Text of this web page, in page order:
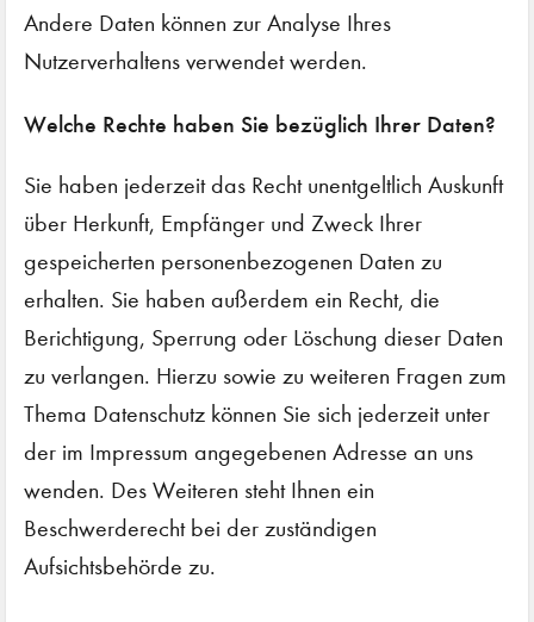
Andere Daten können zur Analyse Ihres
Nutzerverhaltens verwendet werden.
Welche Rechte haben Sie bezüglich Ihrer Daten?
Sie haben jederzeit das Recht unentgeltlich Auskunft
über Herkunft, Empfänger und Zweck Ihrer
gespeicherten personenbezogenen Daten zu
erhalten. Sie haben außerdem ein Recht, die
Berichtigung, Sperrung oder Löschung dieser Daten
zu verlangen. Hierzu sowie zu weiteren Fragen zum
Thema Datenschutz können Sie sich jederzeit unter
der im Impressum angegebenen Adresse an uns
wenden. Des Weiteren steht Ihnen ein
Beschwerderecht bei der zuständigen
Aufsichtsbehörde zu.